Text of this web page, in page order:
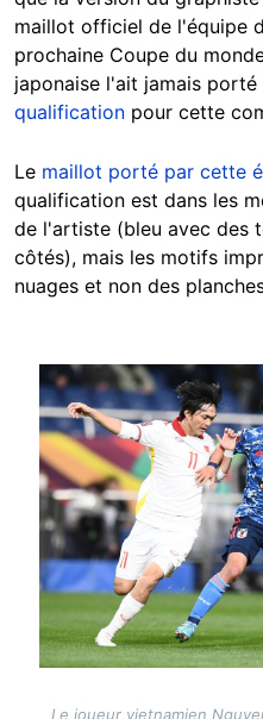
maillot officiel de l'équipe
prochaine Coupe du
japonaise l'ait jamais porté
qualification pour cette
Le maillot porté par cette
qualification est dans les
de l'artiste (bleu avec des
côtés), mais les motifs
nuages et non des
Image
Le joueur vietnamien